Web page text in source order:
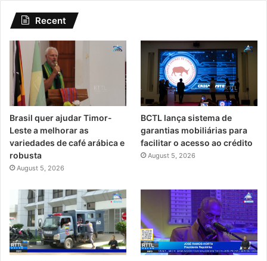
Recent
Brasil quer ajudar Timor-
Leste a melhorar as
variedades de café arábica e
robusta
August 5, 2026
BCTL lança sistema de
garantias mobiliárias para
facilitar o acesso ao crédito
August 5, 2026